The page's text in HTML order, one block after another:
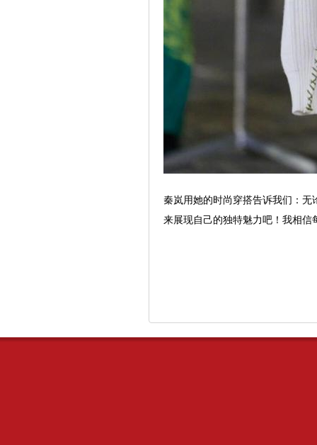
秦岚用她的时尚穿搭告诉我们：
来展现自己的独特魅力吧！我相信